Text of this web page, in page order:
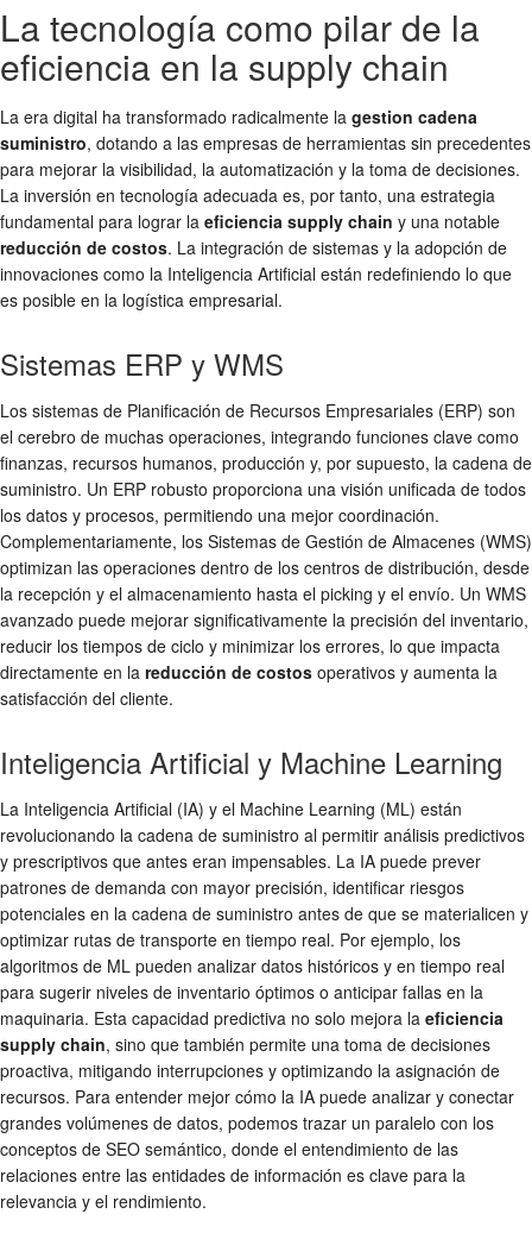
La tecnología como pilar de la
eficiencia en la supply chain
La era digital ha transformado radicalmente la gestion cadena
suministro, dotando a las empresas de herramientas sin precedentes
para mejorar la visibilidad, la automatización y la toma de decisiones.
La inversión en tecnología adecuada es, por tanto, una estrategia
fundamental para lograr la eficiencia supply chain y una notable
reducción de costos. La integración de sistemas y la adopción de
innovaciones como la Inteligencia Artificial están redefiniendo lo que
es posible en la logística empresarial.
Sistemas ERP y WMS
Los sistemas de Planificación de Recursos Empresariales (ERP) son
el cerebro de muchas operaciones, integrando funciones clave como
finanzas, recursos humanos, producción y, por supuesto, la cadena de
suministro. Un ERP robusto proporciona una visión unificada de todos
los datos y procesos, permitiendo una mejor coordinación.
Complementariamente, los Sistemas de Gestión de Almacenes (WMS)
optimizan las operaciones dentro de los centros de distribución, desde
la recepción y el almacenamiento hasta el picking y el envío. Un WMS
avanzado puede mejorar significativamente la precisión del inventario,
reducir los tiempos de ciclo y minimizar los errores, lo que impacta
directamente en la reducción de costos operativos y aumenta la
satisfacción del cliente.
Inteligencia Artificial y Machine Learning
La Inteligencia Artificial (IA) y el Machine Learning (ML) están
revolucionando la cadena de suministro al permitir análisis predictivos
y prescriptivos que antes eran impensables. La IA puede prever
patrones de demanda con mayor precisión, identificar riesgos
potenciales en la cadena de suministro antes de que se materialicen y
optimizar rutas de transporte en tiempo real. Por ejemplo, los
algoritmos de ML pueden analizar datos históricos y en tiempo real
para sugerir niveles de inventario óptimos o anticipar fallas en la
maquinaria. Esta capacidad predictiva no solo mejora la eficiencia
supply chain, sino que también permite una toma de decisiones
proactiva, mitigando interrupciones y optimizando la asignación de
recursos. Para entender mejor cómo la IA puede analizar y conectar
grandes volúmenes de datos, podemos trazar un paralelo con los
conceptos de SEO semántico, donde el entendimiento de las
relaciones entre las entidades de información es clave para la
relevancia y el rendimiento.